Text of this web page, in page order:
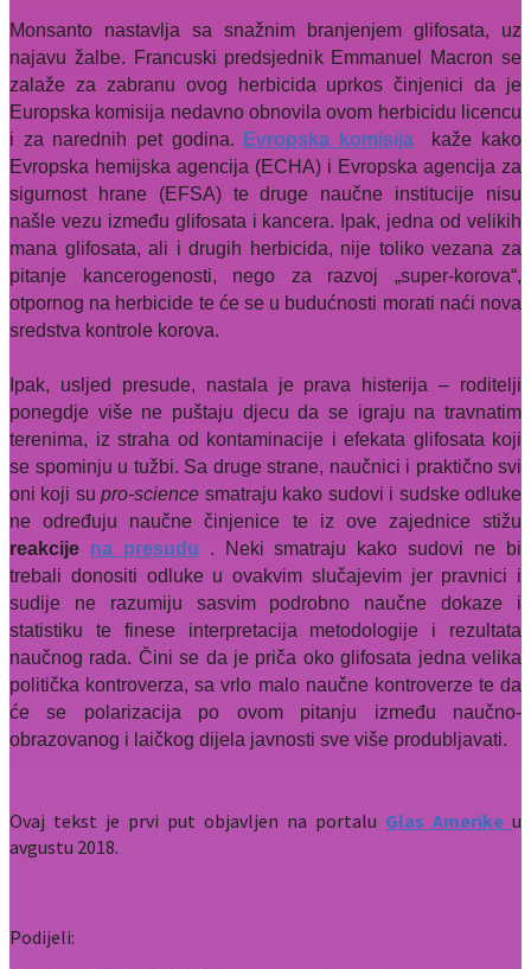
Monsanto nastavlja sa snažnim branjenjem glifosata, uz
najavu žalbe. Francuski predsjednik Emmanuel Macron se
zalaže za zabranu ovog herbicida uprkos činjenici da je
Europska komisija nedavno obnovila ovom herbicidu licencu
i za narednih pet godina.
Evropska komisija kaže kako
Evropska hemijska agencija (ECHA) i Evropska agencija za
sigurnost hrane (EFSA) te druge naučne institucije nisu
našle vezu između glifosata i kancera.
Ipak, jedna od velikih
mana glifosata, ali i drugih herbicida, nije toliko vezana za
pitanje kancerogenosti, nego za razvoj „super-korova“,
otpornog na herbicide te će se u budućnosti morati naći nova
sredstva kontrole korova.
Ipak, usljed presude, nastala je prava histerija – roditelji
ponegdje više ne puštaju djecu da se igraju na travnatim
terenima, iz straha od kontaminacije i efekata glifosata koji
se spominju u tužbi. Sa druge strane, naučnici i praktično svi
oni koji supro-science smatraju kako sudovi i sudske odluke
ne određuju naučne činjenice te iz ove zajednice stižu
reakcije na presudu . Neki smatraju kako sudovi ne bi
trebali donositi odluke u ovakvim slučajevim jer pravnici i
sudije ne razumiju sasvim podrobno naučne dokaze i
statistiku te finese interpretacija metodologije i rezultata
naučnog rada. Čini se da je priča oko glifosata jedna velika
politička kontroverza, sa vrlo malo naučne kontroverze te da
će se polarizacija po ovom pitanju između naučno-
obrazovanog i laičkog dijela javnosti sve više produbljavati.
Ovaj tekst je prvi put objavljen na portalu Glas Amerike u
avgustu 2018.
Podijeli: